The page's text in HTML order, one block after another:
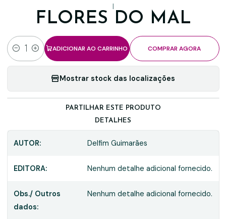
|
FLORES DO MAL
Quantidade
ADICIONAR AO CARRINHO COMPRAR AGORA
Mostrar stock das localizações
PARTILHAR ESTE PRODUTO
DETALHES
AUTOR: Delfim Guimarães
EDITORA: Nenhum detalhe adicional fornecido.
Obs./ Outros
dados:
Nenhum detalhe adicional fornecido.